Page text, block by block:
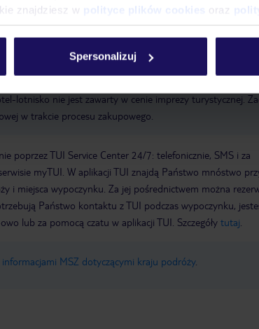
znajdziesz w polityce plików cookies oraz
Spersonalizuj
lotnisko nie jest zawarty w cenie imprezy turystycznej.
w trakcie procesu zakupowego.
poprzez TUI Service Center 24/7: telefonicznie, SMS i za
myTUI. W aplikacji TUI znajdą Państwo mnóstwo
i miejsca wypoczynku. Za jej pośrednictwem można
Państwo kontaktu z TUI podczas wypoczynku,
lub za pomocą czatu w aplikacji TUI. Szczegóły tutaj
MSZ dotyczącymi kraju podróży.